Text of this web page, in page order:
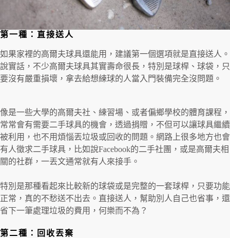
第一種：直接送人
如果家裡的高爾夫球具還能用，建議第一個選項就是直接送人。
說實話，不少高爾夫球具其實壽命很長，特別是球桿、球袋，只
要沒有嚴重損壞，拿去給想練球的人當入門裝備完全沒問題。
像是一些大學的高爾夫社、練習場、或者偏鄉學校的體育課程，
常常會有需要二手球具的機會，透過捐贈，不但可以讓球具繼續
被利用，也不用煩惱丟垃圾或回收的問題。網路上很多地方也會
有人徵求二手球具，比如說Facebook的二手社團，或是高爾夫相
關的社群，一丟文通常就有人來接手。
特別是那種看起來比較新的球袋或是完整的一套球桿，只要功能
正常，真的不愁送不出去。直接送人，幫助別人自己也省事，還
省下一筆處理垃圾的費用，何樂而不為？
第二種：回收丟棄